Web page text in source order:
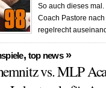
So auch dieses
Coach Pastore
regelrecht
, top news»
vs. MLP